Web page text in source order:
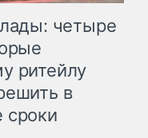
четыре
ритейлу
в
сроки